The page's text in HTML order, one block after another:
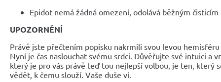
Epidot nemá žádná omezení, odolává běžným
UPOZORNĚNÍ
Právě jste přečtením popisku nakrmili svou levou
Nyní je čas naslouchat svému srdci. Důvěřujte své intuici a
který je pro vás právě teď tou nejlepší volbou, je ten, který
vědět, k čemu slouží. Vaše duše ví.